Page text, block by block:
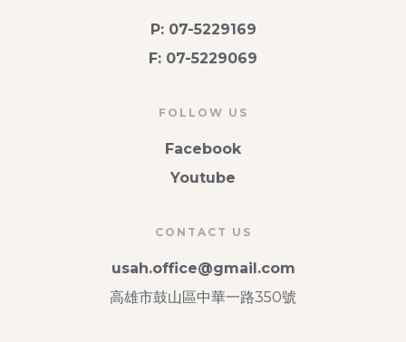
P: 07-5229169
F: 07-5229069
FOLLOW US
Facebook
Youtube
CONTACT US
usah.office@gmail.com
高雄市鼓山區中華一路350號